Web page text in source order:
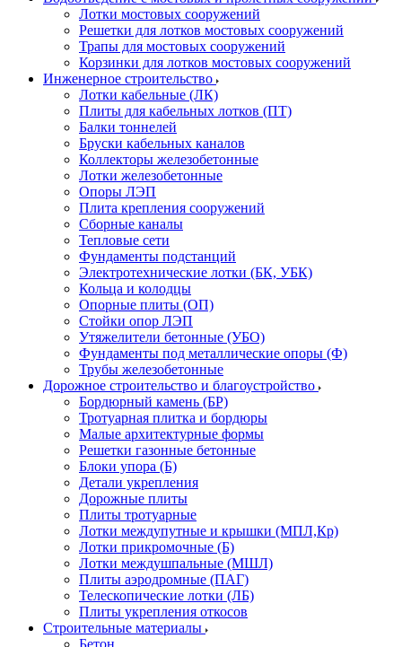
Лотки мостовых сооружений
Решетки для лотков мостовых сооружений
Трапы для мостовых сооружений
Корзинки для лотков мостовых сооружений
Инженерное строительство
Лотки кабельные (ЛК)
Плиты для кабельных лотков (ПТ)
Балки тоннелей
Бруски кабельных каналов
Коллекторы железобетонные
Лотки железобетонные
Опоры ЛЭП
Плита крепления сооружений
Сборные каналы
Тепловые сети
Фундаменты подстанций
Электротехнические лотки (БК, УБК)
Кольца и колодцы
Опорные плиты (ОП)
Стойки опор ЛЭП
Утяжелители бетонные (УБО)
Фундаменты под металлические опоры (Ф)
Трубы железобетонные
Дорожное строительство и благоустройство
Бордюрный камень (БР)
Тротуарная плитка и бордюры
Малые архитектурные формы
Решетки газонные бетонные
Блоки упора (Б)
Детали укрепления
Дорожные плиты
Плиты тротуарные
Лотки междупутные и крышки (МПЛ,Кр)
Лотки прикромочные (Б)
Лотки междушпальные (МШЛ)
Плиты аэродромные (ПАГ)
Телескопические лотки (ЛБ)
Плиты укрепления откосов
Строительные материалы
Бетон